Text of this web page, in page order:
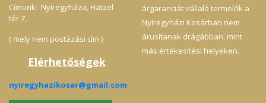
Címünk: Nyíregyháza, Hatzel
tér 7.
( mely nem postázási cím )
Elérhetőségek
nyiregyhazikosar@gmail.com
árgaranciát vállaló termelők a
Nyíregyházi Kosárban nem
árusítanak drágábban, mint
más értékesítési helyeken.